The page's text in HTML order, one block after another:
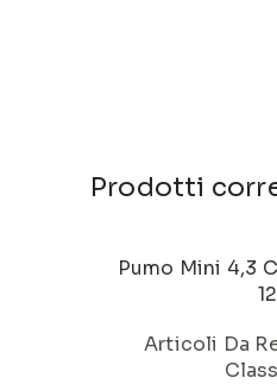
Prodotti
Pumo Mini 4,3
12
Articoli Da